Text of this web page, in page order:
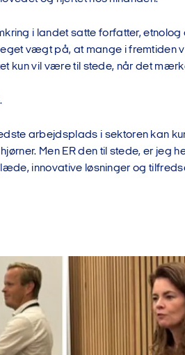
i landet satte forfatter,
vægt på, at mange i fremtiden
kun vil være til stede, når det
arbejdsplads i sektoren kan
Men ER den til stede, er jeg
innovative løsninger og